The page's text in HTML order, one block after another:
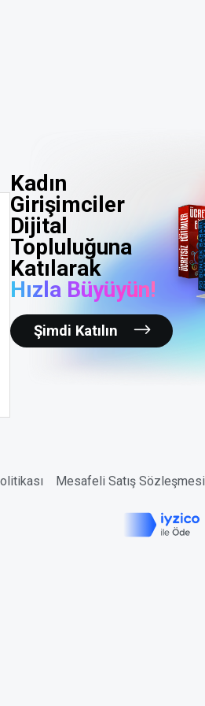
Kadın
Girişimciler
Dijital
Topluluğuna
Katılarak
Hızla Büyüyün!
Şimdi Katılın
Mesafeli Satış Sözleşmesi